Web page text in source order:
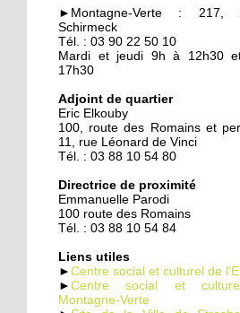
Un demi-siècle à
22 septembre 2014
Familles rurales veut
casser l'isolement des
seniors
Maison d'arrêt : les
parloirs sauvages
empoisonnent la vie
19 septembre 2014
La nounou des HLM
►Montagne-Verte : 217,
Schirmeck
Tél. : 03 90 22 50 10
Mardi et jeudi 9h à 12h30
17h30
Adjoint de quartier
Eric Elkouby
100, route des Romains et
11, rue Léonard de Vinci
Tél. : 03 88 10 54 80
Directrice de proximité
Emmanuelle Parodi
100 route des Romains
Tél. : 03 88 10 54 84
Liens utiles
► Centre social et culturel de
► Centre social et
Montagne-Verte